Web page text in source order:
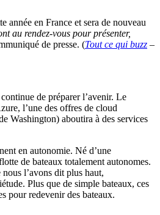
année en France et sera de nouveau
au rendez-vous pour présenter,
de presse. (Tout ce qui buzz –
continue de préparer l’avenir. Le
l’une des offres de cloud
Washington) aboutira à des services
en autonomie. Né d’une
de bateaux totalement autonomes.
l’avons dit plus haut,
Plus que de simple bateaux, ces
pour redevenir des bateaux.